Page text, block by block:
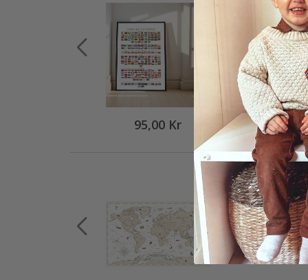
95,00 Kr